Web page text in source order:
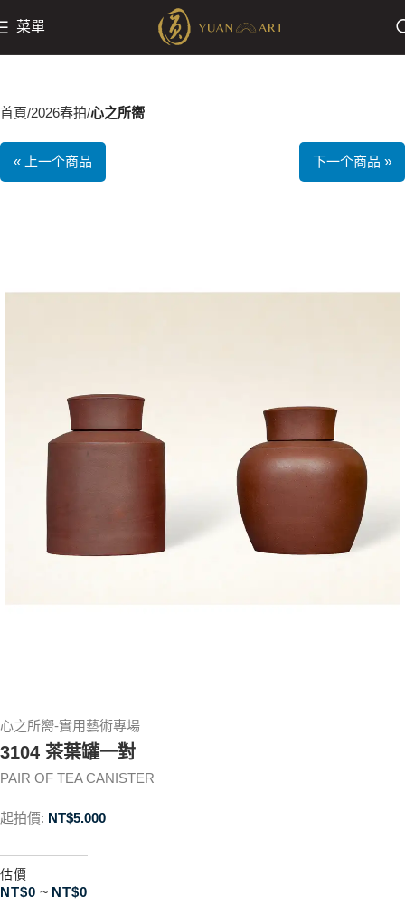
菜單
首頁 2026春拍 心之所嚮
« 上一个商品 下一个商品 »
心之所嚮-實用藝術專場
3104 茶葉罐一對
PAIR OF TEA CANISTER
起拍價: NT$5.000
估價
NT$0 ~ NT$0